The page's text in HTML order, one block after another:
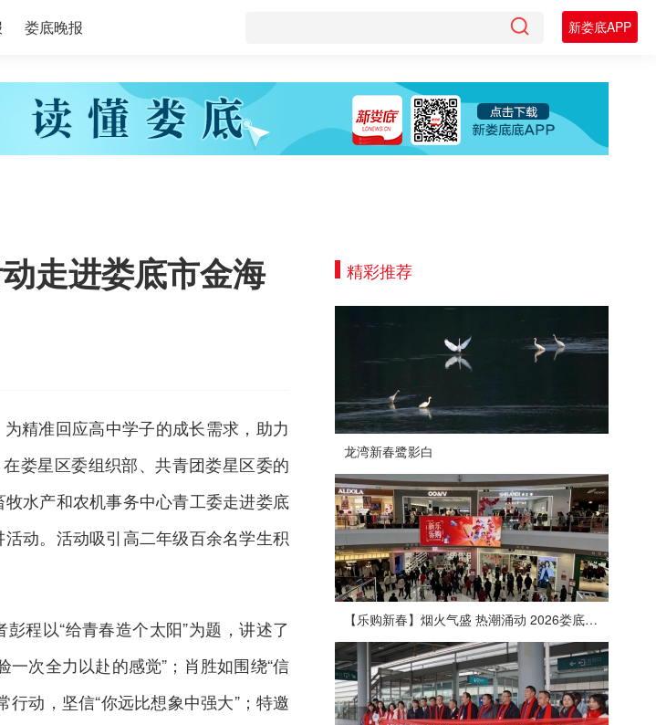
娄底晚报 新娄底APP
走进娄底市金海
为精准回应高中学子的成长需求，助力
娄星区委组织部、共青团娄星区委的
水产和农机事务中心青工委走进娄底
动。活动吸引高二年级百余名学生积
程以“给青春造个太阳”为题，讲述了
次全力以赴的感觉”；肖胜如围绕“信
动，坚信“你远比想象中强大”；特邀
精彩推荐
龙湾新春鹭影白
【乐购新春】烟火气盛 热潮涌动 2026娄底春节消费市场喜迎“开门红”